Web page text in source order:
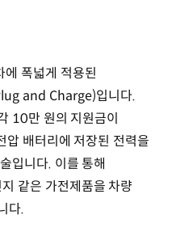
폭넓게 적용된
and Charge)입니다.
10만 원의 지원금이
압 배터리에 저장된 전력을
입니다. 이를 통해
같은 가전제품을 차량
다.